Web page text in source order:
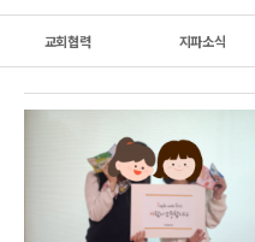
교회협력 지파소식